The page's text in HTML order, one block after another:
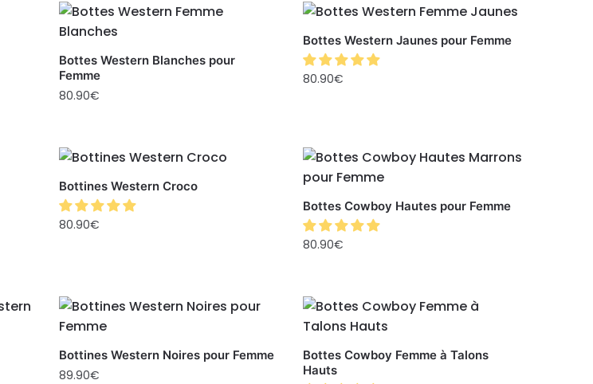
Bottes Western Blanches pour
Femme
80.90€
Bottes Western Jaunes pour Femme
80.90€
Bottines Western Croco
80.90€
Bottes Cowboy Hautes pour Femme
80.90€
Bottines Western Noires pour Femme
89.90€
Bottes Cowboy Femme à Talons
Hauts